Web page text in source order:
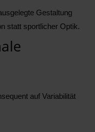
Gestaltung
statt sportlicher Optik.
auf Variabilität